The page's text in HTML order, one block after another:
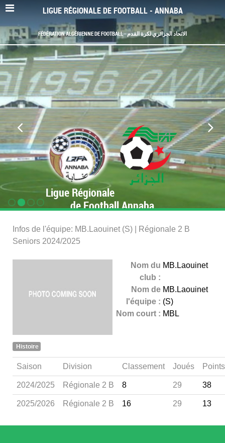
LIGUE RÉGIONALE DE FOOTBALL - ANNABA
FÉDÉRATION ALGÉRIENNE DE FOOTBALL - الاتحاد الجزائري لكرة القدم
Ligue Régionale
de Football Annaba
Infos de l'équipe: MB.Laouinet (S) | Régionale 2 B
Seniors 2024/2025
Nom du
club :
MB.Laouinet
Nom de
l'équipe :
MB.Laouinet
(S)
Nom court : MBL
Histoire
Saison Division Classement Joués Points
2024/2025 Régionale 2 B 8 29 38
2025/2026 Régionale 2 B 16 29 13